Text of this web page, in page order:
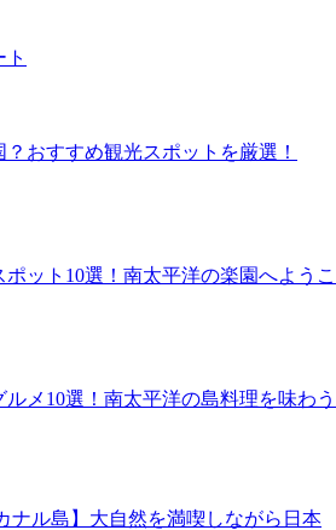
？おすすめ観光スポットを厳選！
ット10選！南太平洋の楽園へようこ
メ10選！南太平洋の島料理を味わう
ナル島】大自然を満喫しながら日本